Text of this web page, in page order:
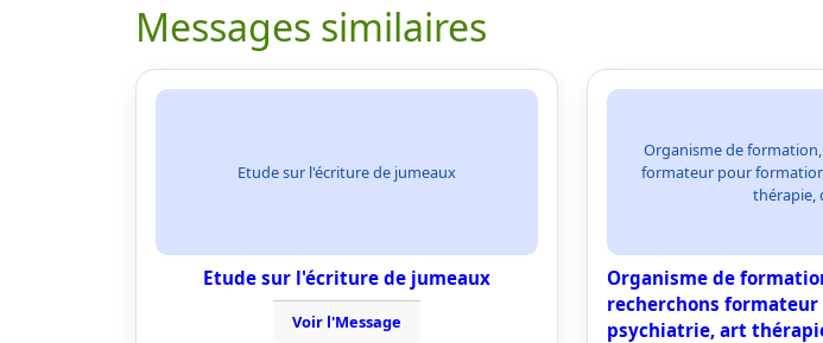
Messages similaires
Etude sur l'écriture de jumeaux
Etude sur l'écriture de jumeaux
Voir l'Message
Organisme de
formateur pour
thérapie,
Organisme de
recherchons
psychiatrie, art